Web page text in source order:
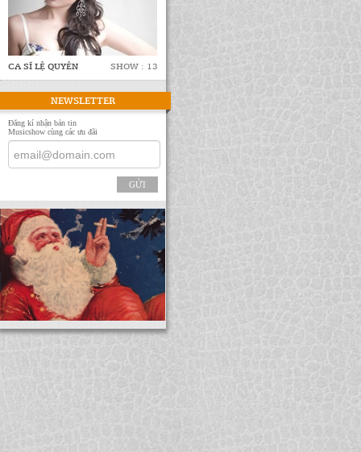
CA SĨ LỆ QUYÊN SHOW : 13
NEWSLETTER
Đăng kí nhận bản tin
Musicshow cùng các ưu đãi
GỬI